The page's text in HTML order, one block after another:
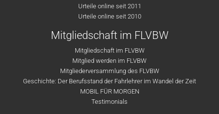
Urteile online seit 2011
Urteile online seit 2010
Mitgliedschaft im FLVBW
Mitgliedschaft im FLVBW
Mitglied werden im FLVBW
Mitgliederversammlung des FLVBW
Geschichte: Der Berufsstand der Fahrlehrer im Wandel der Zeit
MOBIL FÜR MORGEN
Testimonials